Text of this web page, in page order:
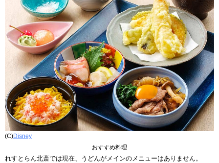
(C)Disney
おすすめ料理
れすとらん北斎では現在、うどんがメインのメニューはありません。